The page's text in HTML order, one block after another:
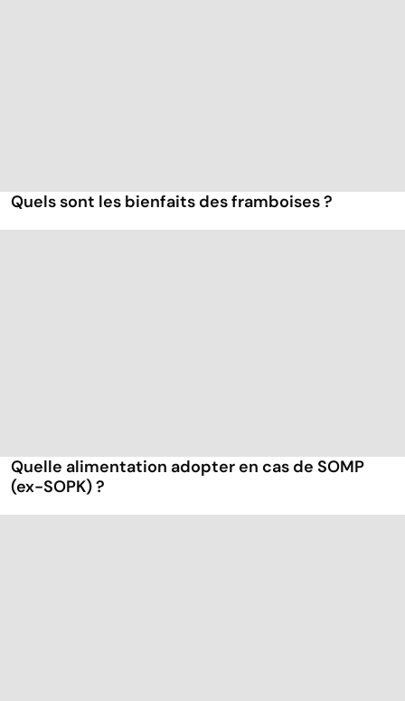
Quels sont les bienfaits des framboises ?
Quelle alimentation adopter en cas de SOMP
(ex-SOPK) ?